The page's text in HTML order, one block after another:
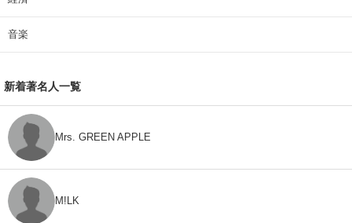
音楽
新着著名人一覧
Mrs. GREEN APPLE
M!LK